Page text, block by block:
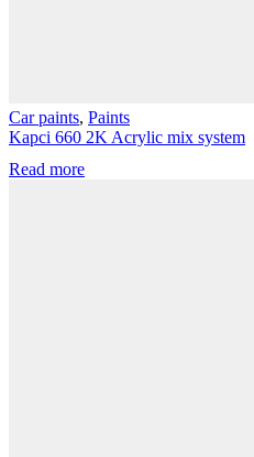
Car paints, Paints
Kapci 660 2K Acrylic mix system
Read more